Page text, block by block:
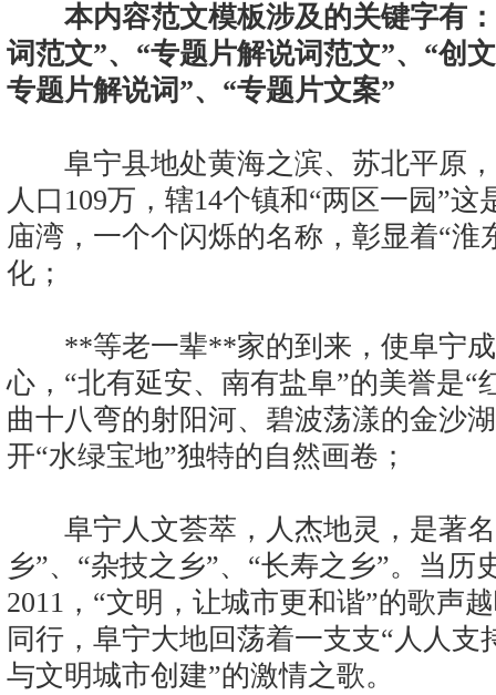
本内容范文模板涉及的关键字有
词范文”、“专题片解说词范文”、“创
专题片解说词”、“专题片文案”
阜宁县地处黄海之滨、苏北平原，
人口109万，辖14个镇和“两区一园”
庙湾，一个个闪烁的名称，彰显着“淮
化；
**等老一辈**家的到来，使阜宁成
心，“北有延安、南有盐阜”的美誉是“
曲十八弯的射阳河、碧波荡漾的金沙
开“水绿宝地”独特的自然画卷；
阜宁人文荟萃，人杰地灵，是著名
乡”、“杂技之乡”、“长寿之乡”。当历
2011，“文明，让城市更和谐”的歌声
同行，阜宁大地回荡着一支支“人人
与文明城市创建”的激情之歌。